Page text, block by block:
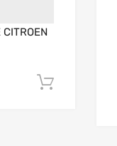
CITROEN